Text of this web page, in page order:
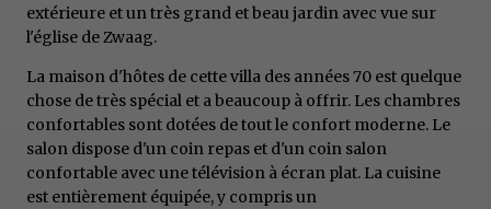
extérieure et un très grand et beau jardin avec vue sur
l'église de Zwaag.
La maison d'hôtes de cette villa des années 70 est quelque
chose de très spécial et a beaucoup à offrir. Les chambres
confortables sont dotées de tout le confort moderne. Le
salon dispose d'un coin repas et d'un coin salon
confortable avec une télévision à écran plat. La cuisine
est entièrement équipée, y compris un